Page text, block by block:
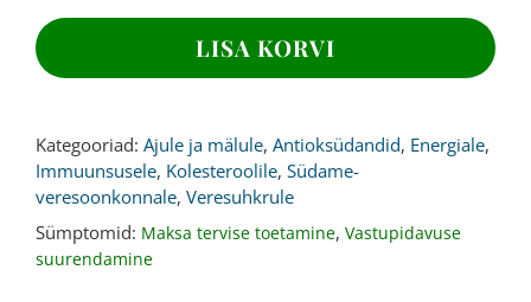
kogus
LISA KORVI
Kategooriad: Ajule ja mälule, Antioksüdandid, Energiale,
Immuunsusele, Kolesteroolile, Südame-
veresoonkonnale, Veresuhkrule
Sümptomid: Maksa tervise toetamine, Vastupidavuse
suurendamine